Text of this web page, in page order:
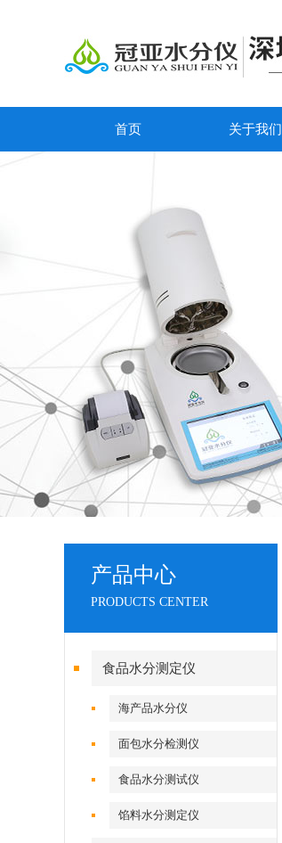
首页 关于我们
产品中心
PRODUCTS CENTER
食品水分测定仪
海产品水分仪
面包水分检测仪
食品水分测试仪
馅料水分测定仪